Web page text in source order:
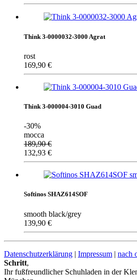
Think 3-0000032-3000 Agrat
rost
169,90 €
Think 3-000004-3010 Guad
-30%
mocca
189,90€
132,93 €
Softinos SHAZ614SOF
smooth black/grey
139,90 €
Datenschutzerklärung | Impressum | nach
Schritt,
Ihr fußfreundlicher Schuhladen in der